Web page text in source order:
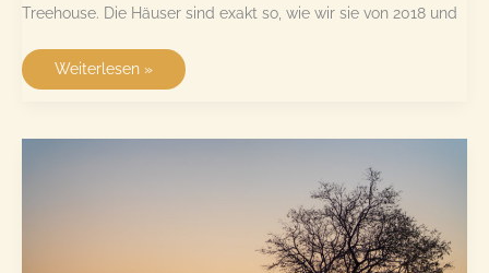
Treehouse. Die Häuser sind exakt so, wie wir sie von 2018 und
Vom
nach
Weiterlesen »